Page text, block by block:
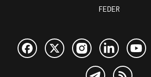
FEDER